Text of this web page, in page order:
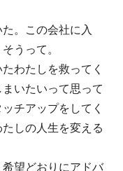
。この会社に入
うって。
わたしを救ってく
いたいって思って
チアップをしてく
しの人生を変える
望どおりにアドバ